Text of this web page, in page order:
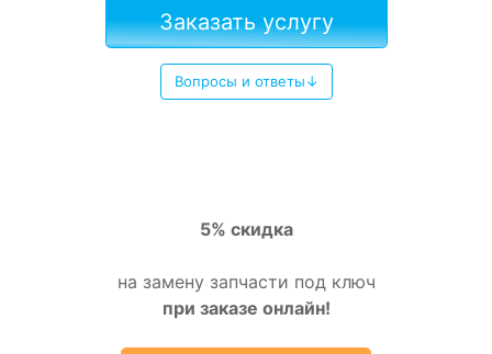
Заказать услугу
Вопросы и ответы↓
5% скидка
на замену запчасти под ключ
при заказе онлайн!